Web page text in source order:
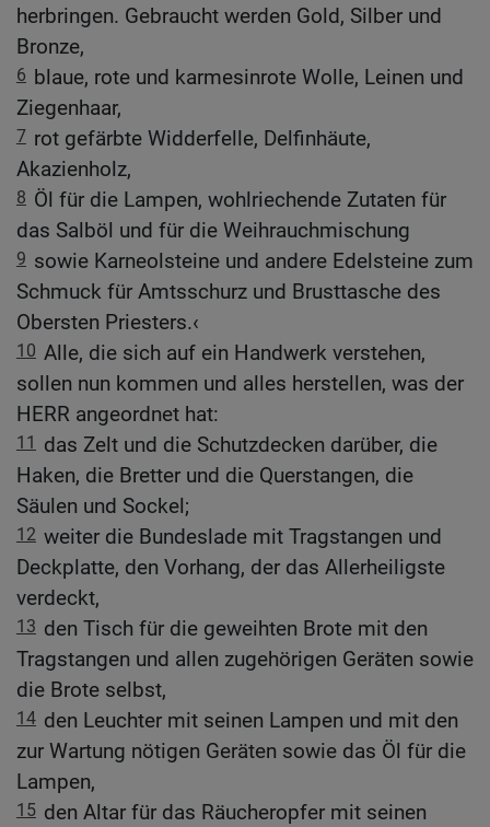
herbringen. Gebraucht werden Gold, Silber und
Bronze,
6 blaue, rote und karmesinrote Wolle, Leinen und
Ziegenhaar,
7 rot gefärbte Widderfelle, Delfinhäute,
Akazienholz,
8 Öl für die Lampen, wohlriechende Zutaten für
das Salböl und für die Weihrauchmischung
9 sowie Karneolsteine und andere Edelsteine zum
Schmuck für Amtsschurz und Brusttasche des
Obersten Priesters.‹
10 Alle, die sich auf ein Handwerk verstehen,
sollen nun kommen und alles herstellen, was der
HERR angeordnet hat:
11
das Zelt und die Schutzdecken darüber, die
Haken, die Bretter und die Querstangen, die
Säulen und Sockel;
12 weiter die Bundeslade mit Tragstangen und
Deckplatte, den Vorhang, der das Allerheiligste
verdeckt,
13 den Tisch für die geweihten Brote mit den
Tragstangen und allen zugehörigen Geräten sowie
die Brote selbst,
14 den Leuchter mit seinen Lampen und mit den
zur Wartung nötigen Geräten sowie das Öl für die
Lampen,
15 den Altar für das Räucheropfer mit seinen